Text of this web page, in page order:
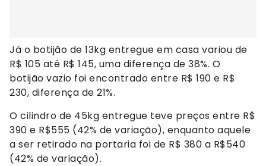
Já o botijão de 13kg entregue em casa variou de
R$ 105 até R$ 145, uma diferença de 38%. O
botijão vazio foi encontrado entre R$ 190 e R$
230, diferença de 21%.
O cilindro de 45kg entregue teve preços entre R$
390 e R$555 (42% de variação), enquanto aquele
a ser retirado na portaria foi de R$ 380 a R$540
(42% de variação).